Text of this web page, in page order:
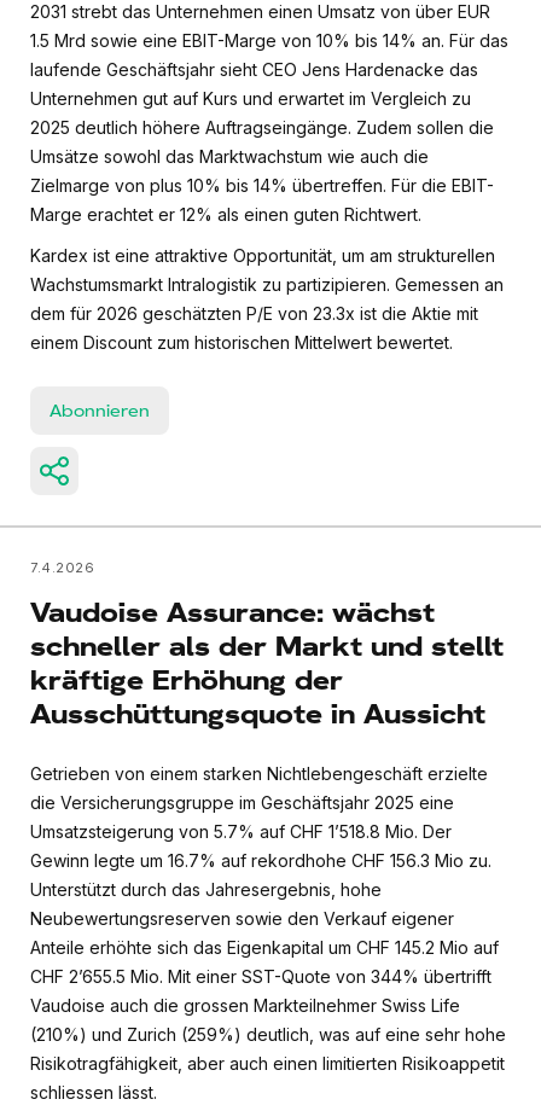
2031 strebt das Unternehmen einen Umsatz von über EUR
1.5 Mrd sowie eine EBIT-Marge von 10% bis 14% an. Für das
laufende Geschäftsjahr sieht CEO Jens Hardenacke das
Unternehmen gut auf Kurs und erwartet im Vergleich zu
2025 deutlich höhere Auftragseingänge. Zudem sollen die
Umsätze sowohl das Marktwachstum wie auch die
Zielmarge von plus 10% bis 14% übertreffen. Für die EBIT-
Marge erachtet er 12% als einen guten Richtwert.
Kardex ist eine attraktive Opportunität, um am strukturellen
Wachstumsmarkt Intralogistik zu partizipieren. Gemessen an
dem für 2026 geschätzten P/E von 23.3x ist die Aktie mit
einem Discount zum historischen Mittelwert bewertet.
Abonnieren
7.4.2026
Vaudoise Assurance: wächst
schneller als der Markt und stellt
kräftige Erhöhung der
Ausschüttungsquote in Aussicht
Getrieben von einem starken Nichtlebengeschäft erzielte
die Versicherungsgruppe im Geschäftsjahr 2025 eine
Umsatzsteigerung von 5.7% auf CHF 1’518.8 Mio. Der
Gewinn legte um 16.7% auf rekordhohe CHF 156.3 Mio zu.
Unterstützt durch das Jahresergebnis, hohe
Neubewertungsreserven sowie den Verkauf eigener
Anteile erhöhte sich das Eigenkapital um CHF 145.2 Mio auf
CHF 2’655.5 Mio. Mit einer SST-Quote von 344% übertrifft
Vaudoise auch die grossen Markteilnehmer Swiss Life
(210%) und Zurich (259%) deutlich, was auf eine sehr hohe
Risikotragfähigkeit, aber auch einen limitierten Risikoappetit
schliessen lässt.